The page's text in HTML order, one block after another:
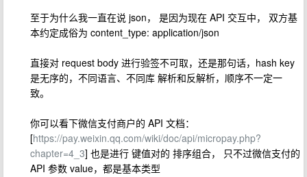
至于为什么我一直在说 json， 是因为现在 API 交互中， 双方基
本约定成俗为 content_type: application/json
直接对 request body 进行验签不可取，还是那句话，hash key
是无序的，不同语言、不同库 解析和反解析，顺序不一定一
致。
你可以看下微信支付商户的 API 文档：
[https://pay.weixin.qq.com/wiki/doc/api/micropay.php?
chapter=4_3] 也是进行 键值对的 排序组合， 只不过微信支付的
API 参数 value，都是基本类型